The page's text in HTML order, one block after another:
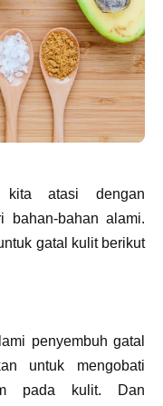
atasi dengan
bahan-bahan alami.
gatal kulit berikut
penyembuh gatal
untuk mengobati
pada kulit. Dan